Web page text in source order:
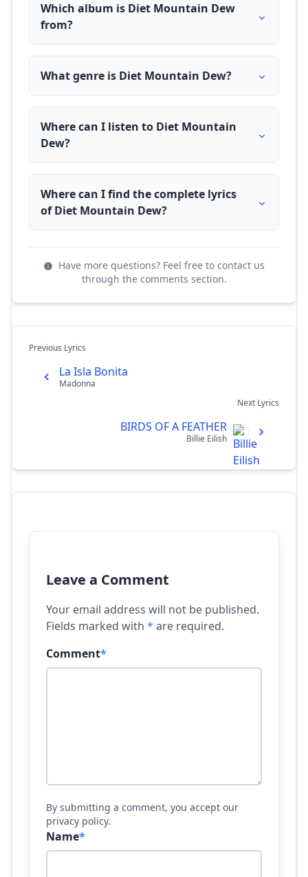
Which album is Diet Mountain Dew
from?
What genre is Diet Mountain Dew?
Where can I listen to Diet Mountain
Dew?
Where can I find the complete lyrics
of Diet Mountain Dew?
Have more questions? Feel free to contact us
through the comments section.
Previous Lyrics
La Isla Bonita
Madonna
Next Lyrics
BIRDS OF A FEATHER
Billie Eilish
Leave a Comment
Your email address will not be published.
Fields marked with * are required.
Comment*
By submitting a comment, you accept our
privacy policy.
Name*